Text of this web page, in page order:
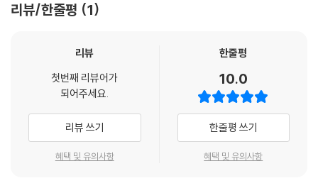
리뷰/한줄평 1
리뷰
첫번째 리뷰어가
되어주세요.
리뷰 쓰기
혜택 및 유의사항
한줄평
10.0
한줄평 쓰기
혜택 및 유의사항